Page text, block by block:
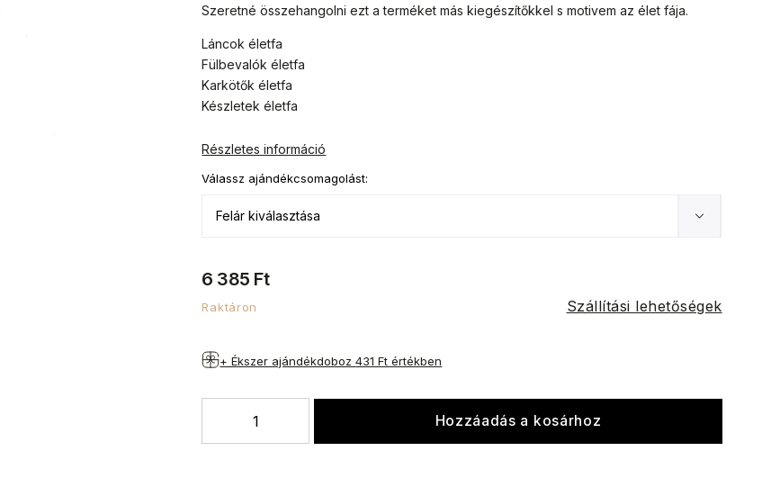
6 385 Ft
Raktáron Szállítási lehetőségek
Válassz ajándékcsomagolást:
Hozzáadás a kosárhoz
+ Ékszer ajándékdoboz431 Ft értékben
Szeretné összehangolni ezt a terméket más kiegészítőkkel s motivem az élet fája.
Láncok életfa
Fülbevalók életfa
Karkötők életfa
Készletek életfa
Részletes információ